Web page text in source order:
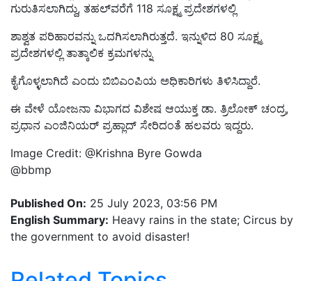
ಗುರುತಿಸಲಾಗಿದ್ದು, ತಹಲ್‌ವರೆಗೆ 118 ಸೂಕ್ಷ್ಮ ಪ್ರದೇಶಗಳಲ್ಲಿ
ಶಾಶ್ವತ ಪರಿಹಾರವನ್ನು ಒದಗಿಸಲಾಗಿರುತ್ತದೆ. ಇನ್ನುಳಿದ 80 ಸೂಕ್ಷ್ಮ
ಪ್ರದೇಶಗಳಲ್ಲಿ ತಾತ್ಕಾಲಿಕ ಕ್ರಮಗಳನ್ನು
ಕೈಗೊಳ್ಳಲಾಗಿದೆ ಎಂದು ಬಿಬಿಎಂಪಿಯ ಅಧಿಕಾರಿಗಳು ತಿಳಿಸಿದ್ದಾರೆ.
ಈ ವೇಳೆ ಯೋಜನಾ ವಿಭಾಗದ ವಿಶೇಷ ಆಯುಕ್ತ ಡಾ. ತ್ರಿಲೋಕ್ ಚಂದ್ರ,
ಪ್ರಧಾನ ಎಂಜಿನಿಯರ್‌ ಪ್ರಹ್ಲಾದ್ ಸೇರಿದಂತೆ ಹಲವರು ಇದ್ದರು.
Image Credit: @Krishna Byre Gowda
@bbmp
Published On: 25 July 2023, 03:56 PM
English Summary: Heavy rains in the state; Circus by
the government to avoid disaster!